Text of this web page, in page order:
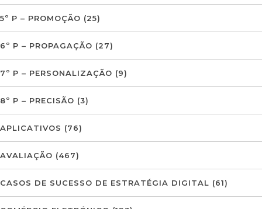
5º P – PROMOÇÃO (25)
6º P – PROPAGAÇÃO (27)
7º P – PERSONALIZAÇÃO (9)
8º P – PRECISÃO (3)
APLICATIVOS (76)
AVALIAÇÃO (467)
CASOS DE SUCESSO DE ESTRATÉGIA DIGITAL (61)